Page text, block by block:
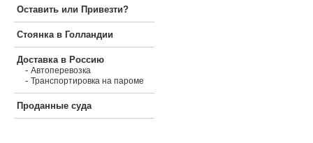
Оставить или Привезти?
Стоянка в Голландии
Доставка в Россию
- Автоперевозка
- Транспортировка на пароме
Проданные суда